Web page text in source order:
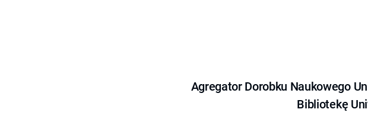
Agregator Dorobku Naukowego
Bibliotekę